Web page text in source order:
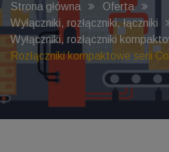
Strona główna
Oferta
Wyłączniki, rozłączniki, łączniki
Wyłączniki, rozłączniki
Rozłączniki kompaktowe serii